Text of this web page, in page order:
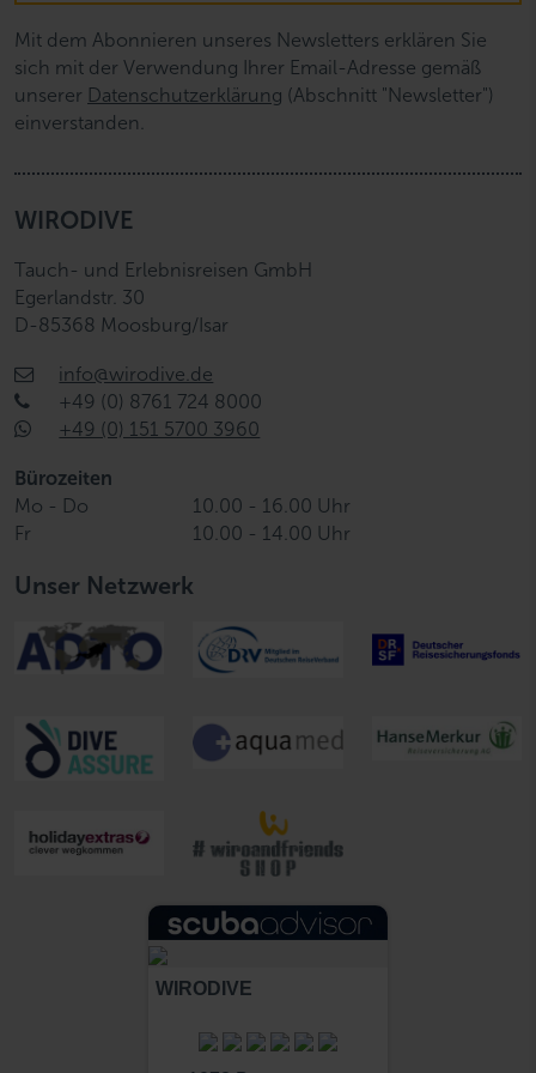
Mit dem Abonnieren unseres Newsletters erklären Sie
sich mit der Verwendung Ihrer Email-Adresse gemäß
unserer Datenschutzerklärung (Abschnitt "Newsletter")
einverstanden.
WIRODIVE
Tauch- und Erlebnisreisen GmbH
Egerlandstr. 30
D-85368 Moosburg/Isar
info@wirodive.de
+49 (0) 8761 724 8000
+49 (0) 151 5700 3960
Bürozeiten
Mo - Do
10.00 - 16.00 Uhr
Fr
10.00 - 14.00 Uhr
Unser Netzwerk
WIRODIVE